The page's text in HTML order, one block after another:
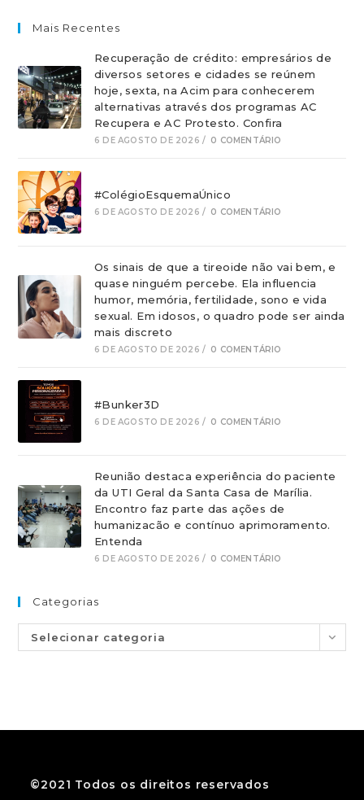
Mais Recentes
Recuperação de crédito: empresários de
diversos setores e cidades se reúnem
hoje, sexta, na Acim para conhecerem
alternativas através dos programas AC
Recupera e AC Protesto. Confira
6 DE AGOSTO DE 2026 / 0 COMENTÁRIO
#ColégioEsquemaÚnico
6 DE AGOSTO DE 2026 / 0 COMENTÁRIO
Os sinais de que a tireoide não vai bem, e
quase ninguém percebe. Ela influencia
humor, memória, fertilidade, sono e vida
sexual. Em idosos, o quadro pode ser ainda
mais discreto
6 DE AGOSTO DE 2026 / 0 COMENTÁRIO
#Bunker3D
6 DE AGOSTO DE 2026 / 0 COMENTÁRIO
Reunião destaca experiência do paciente
da UTI Geral da Santa Casa de Marília.
Encontro faz parte das ações de
humanizacão e contínuo aprimoramento.
Entenda
6 DE AGOSTO DE 2026 / 0 COMENTÁRIO
Categorias
Selecionar categoria
©2021 Todos os direitos reservados